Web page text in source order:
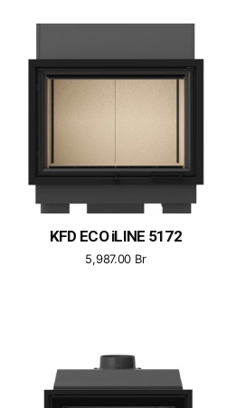
KFD ECO iLINE 5172
5,987.00 Br